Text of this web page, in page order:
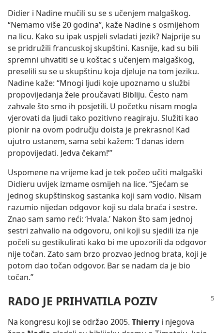
Didier i Nadine mučili su se s učenjem malgaškog.
“Nemamo više 20 godina”, kaže Nadine s osmijehom
na licu. Kako su ipak uspjeli svladati jezik? Najprije su
se pridružili francuskoj skupštini. Kasnije, kad su bili
spremni uhvatiti se u koštac s učenjem malgaškog,
preselili su se u skupštinu koja djeluje na tom jeziku.
Nadine kaže: “Mnogi ljudi koje upoznamo u službi
propovijedanja žele proučavati Bibliju. Često nam
zahvale što smo ih posjetili. U početku nisam mogla
vjerovati da ljudi tako pozitivno reagiraju. Služiti kao
pionir na ovom području doista je prekrasno! Kad
ujutro ustanem, sama sebi kažem: ‘I danas idem
propovijedati. Jedva čekam!’”
Uspomene na vrijeme kad je tek počeo učiti malgaški
Didieru uvijek izmame osmijeh na lice. “Sjećam se
jednog skupštinskog sastanka koji sam vodio. Nisam
razumio nijedan odgovor koji su dala braća i sestre.
Znao sam samo reći: ‘Hvala.’ Nakon što sam jednoj
sestri zahvalio na odgovoru, oni koji su sjedili iza nje
počeli su gestikulirati kako bi me upozorili da odgovor
nije točan. Zato sam brzo prozvao jednog brata, koji je
potom dao točan odgovor. Bar se nadam da je bio
točan.”
RADO JE PRIHVATILA POZIV
Na kongresu koji se održao 2005. Thierry i njegova